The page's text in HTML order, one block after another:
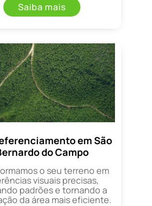
Saiba mais
em São
do Campo
o seu terreno em
visuais precisas,
padrões e tornando a
da área mais eficiente.